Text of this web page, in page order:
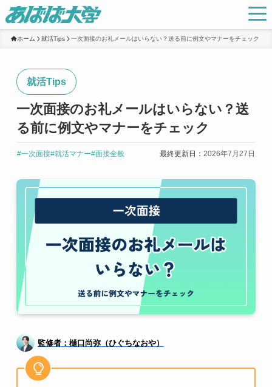
ホーム 就活Tips 一次面接のお礼メールはいらない？送る前に例文やマナーをチェック
就活Tips
一次面接のお礼メールはいらない？送
る前に例文やマナーをチェック
#一次面接#就活マナー#面接全般 最終更新日：2026年7月27日
監修者：樋口尚弥（ひぐちなおや）